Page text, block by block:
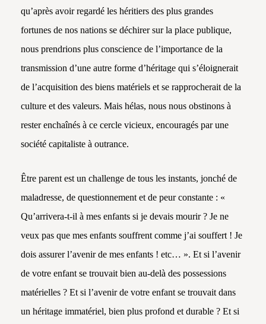
qu’après avoir regardé les héritiers des plus grandes
fortunes de nos nations se déchirer sur la place publique,
nous prendrions plus conscience de l’importance de la
transmission d’une autre forme d’héritage qui s’éloignerait
de l’acquisition des biens matériels et se rapprocherait de la
culture et des valeurs. Mais hélas, nous nous obstinons à
rester enchaînés à ce cercle vicieux, encouragés par une
société capitaliste à outrance.
Être parent est un challenge de tous les instants, jonché de
maladresse, de questionnement et de peur constante : «
Qu’arrivera-t-il à mes enfants si je devais mourir ? Je ne
veux pas que mes enfants souffrent comme j’ai souffert ! Je
dois assurer l’avenir de mes enfants ! etc… ». Et si l’avenir
de votre enfant se trouvait bien au-delà des possessions
matérielles ? Et si l’avenir de votre enfant se trouvait dans
un héritage immatériel, bien plus profond et durable ? Et si